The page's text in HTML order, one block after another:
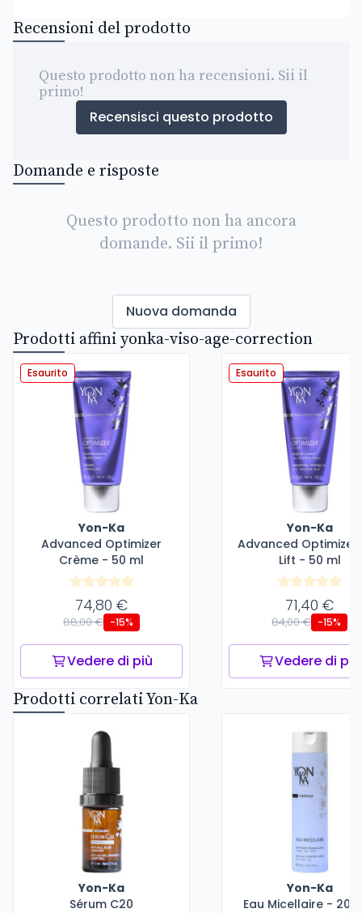
Recensioni del prodotto
Questo prodotto non ha recensioni. Sii il
primo!
Recensisci questo prodotto
Domande e risposte
Questo prodotto non ha ancora
domande. Sii il primo!
Nuova domanda
Prodotti affini yonka-viso-age-correction
Esaurito
Yon-Ka
Advanced Optimizer
Crème - 50 ml
74,80 €
88,00 € -15%
Vedere di più
Esaurito
Yon-Ka
Advanced Optimizer
Lift - 50 ml
71,40 €
84,00 € -15%
Vedere di più
Prodotti correlati Yon-Ka
Yon-Ka
Sérum C20
Yon-Ka
Eau Micellaire - 200